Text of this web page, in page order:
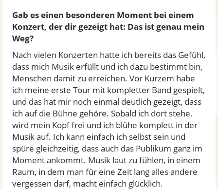
Gab es einen besonderen Moment bei einem
Konzert, der dir gezeigt hat: Das ist genau mein
Weg?
Nach vielen Konzerten hatte ich bereits das Gefühl,
dass mich Musik erfüllt und ich dazu bestimmt bin,
Menschen damit zu erreichen. Vor Kurzem habe
ich meine erste Tour mit kompletter Band gespielt,
und das hat mir noch einmal deutlich gezeigt, dass
ich auf die Bühne gehöre. Sobald ich dort stehe,
wird mein Kopf frei und ich blühe komplett in der
Musik auf. Ich kann einfach ich selbst sein und
spüre gleichzeitig, dass auch das Publikum ganz im
Moment ankommt. Musik laut zu fühlen, in einem
Raum, in dem man für eine Zeit lang alles andere
vergessen darf, macht einfach glücklich.